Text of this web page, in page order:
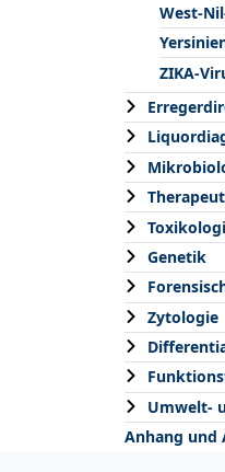
West-
ZIKA-
Genetik
Zytologie
Umwelt-
Anhang und